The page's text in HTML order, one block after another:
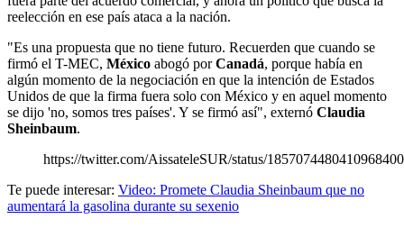
reelección en ese país ataca a la nación.
"Es una propuesta que no tiene futuro. Recuerden que cuando se
firmó el T-MEC, México abogó porCanadá, porque había en
algún momento de la negociación en que la intención de Estados
Unidos de que la firma fuera solo con México y en aquel momento
se dijo 'no, somos tres países'. Y se firmó así", externó Claudia
Sheinbaum.
https://twitter.com/AissateleSUR/status/1857074480410968400
Te puede interesar: Video: Promete Claudia Sheinbaum que no
aumentará la gasolina durante su sexenio